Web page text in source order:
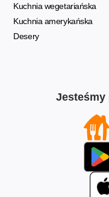
Kuchnia wegetariańska
Kuchnia amerykańska
Desery
Jesteśmy